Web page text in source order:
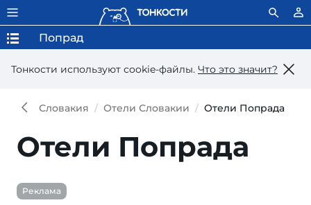
Тонкости используют сookie-файлы. Что это значит?
Попрад
Словакия Отели Словакии Отели Попрада
Отели Попрада
Реклама